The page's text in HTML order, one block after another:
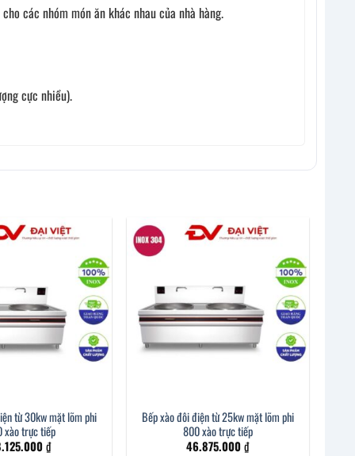
các nhóm món ăn khác nhau của nhà hàng.
cực nhiều).
từ 30kw mặt lõm phi
xào trực tiếp
₫
Bếp xào đôi điện từ 25kw mặt lõm phi
800 xào trực tiếp
46.875.000₫